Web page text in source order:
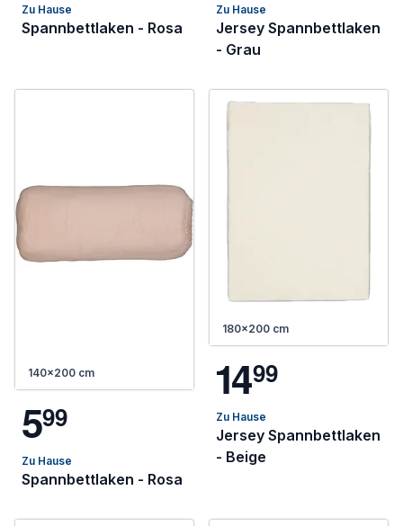
Zu Hause
Spannbettlaken - Rosa
Zu Hause
Jersey Spannbettlaken
- Grau
140x200 cm
599
Zu Hause
Spannbettlaken - Rosa
180x200 cm
1499
Zu Hause
Jersey Spannbettlaken
- Beige